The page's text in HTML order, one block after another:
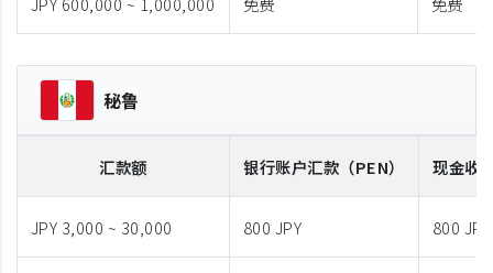
秘鲁
汇款额 银行账户汇款 （PEN） 现金收
JPY 3,000 ~ 30,000 800 JPY 800 JPY